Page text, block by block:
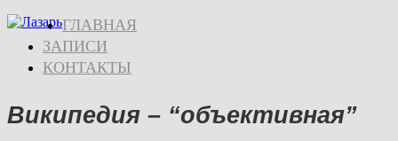
ГЛАВНАЯ
ЗАПИСИ
КОНТАКТЫ
Википедия – “объективная”